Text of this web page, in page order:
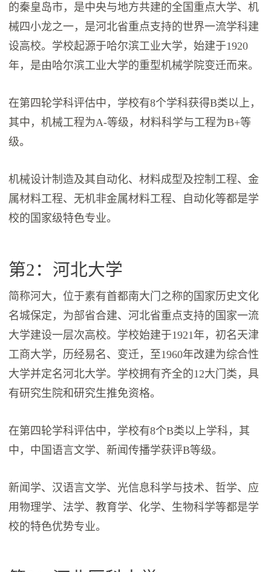
的秦皇岛市，是中央与地方共建的全国重点大学、机
械四小龙之一，是河北省重点支持的世界一流学科建
设高校。学校起源于哈尔滨工业大学，始建于1920
年，是由哈尔滨工业大学的重型机械学院变迁而来。
在第四轮学科评估中，学校有8个学科获得B类以上，
其中，机械工程为A-等级，材料科学与工程为B+等
级。
机械设计制造及其自动化、材料成型及控制工程、金
属材料工程、无机非金属材料工程、自动化等都是学
校的国家级特色专业。
第2：河北大学
简称河大，位于素有首都南大门之称的国家历史文化
名城保定，为部省合建、河北省重点支持的国家一流
大学建设一层次高校。学校始建于1921年，初名天津
工商大学，历经易名、变迁，至1960年改建为综合性
大学并定名河北大学。学校拥有齐全的12大门类，具
有研究生院和研究生推免资格。
在第四轮学科评估中，学校有8个B类以上学科，其
中，中国语言文学、新闻传播学获评B等级。
新闻学、汉语言文学、光信息科学与技术、哲学、应
用物理学、法学、教育学、化学、生物科学等都是学
校的特色优势专业。